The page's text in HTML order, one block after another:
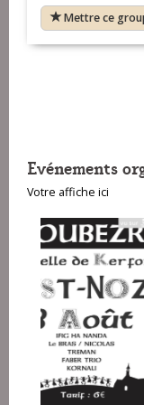
Mettre ce
Evénements
Votre affiche ici